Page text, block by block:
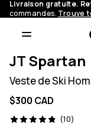
Livraison gratuite.
commandes. Trouve
JT Spartan
Veste de Ski
$300 CAD
(10)
10 avis, 4.9/5